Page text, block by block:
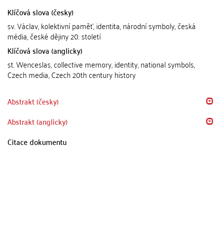
Klíčová slova (česky)
sv. Václav, kolektivní paměť, identita, národní symboly, česká
média, české dějiny 20. století
Klíčová slova (anglicky)
st. Wenceslas, collective memory, identity, national symbols,
Czech media, Czech 20th century history
Abstrakt (česky)
Abstrakt (anglicky)
Citace dokumentu